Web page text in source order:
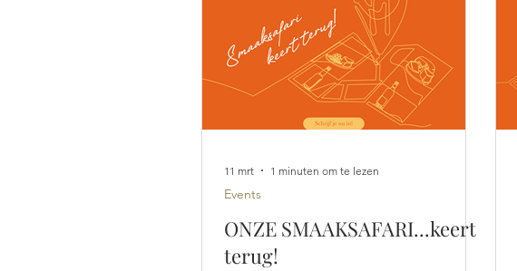
11 mrt 1 minuten om te lezen
Events
ONZE SMAAKSAFARI...keert
terug!